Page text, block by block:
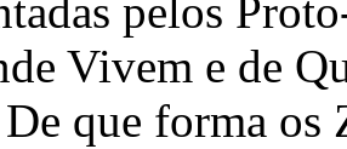
pelos
Vivem e de
que forma os